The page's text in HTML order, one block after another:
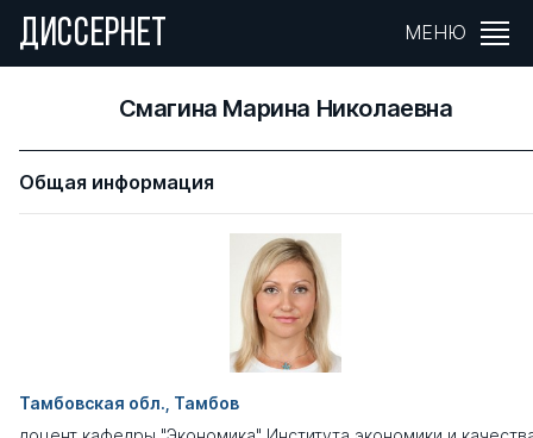
ДИССЕРНЕТ МЕНЮ
Смагина Марина Николаевна
Общая информация
Тамбовская обл., Тамбов